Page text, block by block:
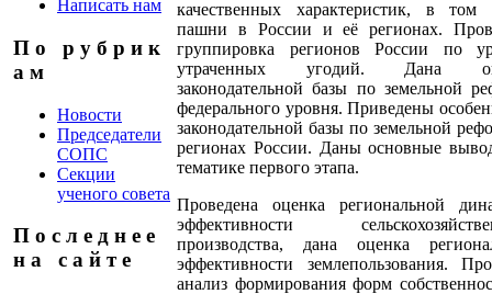
Написать нам
П о р у б р и к
а м
Новости
Председатели
СОПС
Секции
ученого совета
П о с л е д н е е
н а с а й т е
качественных характеристик, в том
пашни в России и её регионах.
группировка регионов России по
утраченных угодий. Дана
законодательной базы по земельной
федерального уровня. Приведены
законодательной базы по земельной
регионах России. Даны основные
тематике первого этапа.
Проведена оценка региональной
эффективности
производства, дана оценка
эффективности землепользования.
анализ формирования форм